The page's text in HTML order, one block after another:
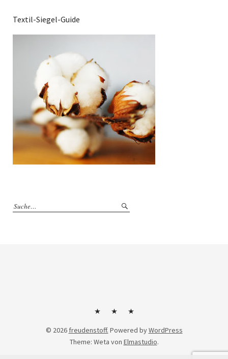
Textil-Siegel-Guide
KontaktImpressumDatenschutzerklärung
© 2026 freudenstoff. Powered byWordPress
Theme: Weta von Elmastudio.